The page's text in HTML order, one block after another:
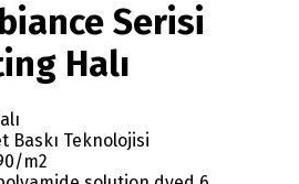
Serisi
Halı
Baskı Teknolojisi
m2